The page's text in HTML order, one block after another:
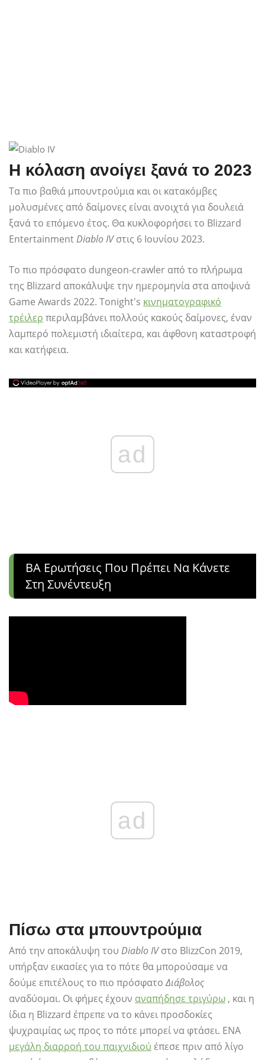
Η κόλαση ανοίγει ξανά το 2023
Τα πιο βαθιά μπουντρούμια και οι κατακόμβες
μολυσμένες από δαίμονες είναι ανοιχτά για δουλειά
ξανά το επόμενο έτος. Θα κυκλοφορήσει το Blizzard
EntertainmentDiablo IVστις 6 Ιουνίου 2023.
Το πιο πρόσφατο dungeon-crawler από το πλήρωμα
της Blizzard αποκάλυψε την ημερομηνία στα αποψινά
Game Awards 2022. Tonight's κινηματογραφικό
τρέιλερ περιλαμβάνει πολλούς κακούς δαίμονες, έναν
λαμπερό πολεμιστή ιδιαίτερα, και άφθονη καταστροφή
και κατήφεια.
ad
ΒΑ Ερωτήσεις Που Πρέπει Να Κάνετε
Στη Συνέντευξη
ad
Πίσω στα μπουντρούμια
Από την αποκάλυψη του Diablo IVστο BlizzCon 2019,
υπήρξαν εικασίες για το πότε θα μπορούσαμε να
δούμε επιτέλους το πιο πρόσφατοΔιάβολος
αναδύομαι. Οι φήμες έχουν αναπήδησε τριγύρω , και η
ίδια η Blizzard έπρεπε να το κάνει προσδοκίες
ψυχραιμίας ως προς το πότε μπορεί να φτάσει. ΕΝΑ
μεγάλη διαρροή του παιχνιδιού έπεσε πριν από λίγο